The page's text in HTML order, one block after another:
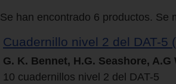
Se han encontrado 6 productos. Se
Cuadernillo nivel 2 del DAT-5
G. K. Bennet, H.G. Seashore, A.G
10 cuadernillos nivel 2 del DAT-5